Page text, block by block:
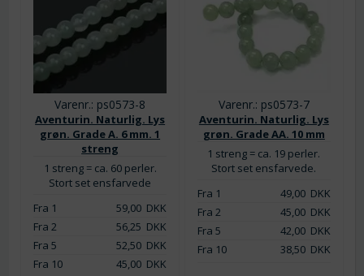
Varenr.: ps0573-8
Aventurin. Naturlig. Lys
grøn. Grade A. 6 mm. 1
streng
1 streng = ca. 60 perler.
Stort set ensfarvede
Fra 1
59,00DKK
Fra 2
56,25 DKK
Fra 5
52,50DKK
Fra 10
45,00DKK
Varenr.: ps0573-7
Aventurin. Naturlig. Lys
grøn. Grade AA. 10 mm
1 streng = ca. 19 perler.
Stort set ensfarvede.
Fra 1
49,00DKK
Fra 2
45,00DKK
Fra 5
42,00DKK
Fra 10
38,50DKK